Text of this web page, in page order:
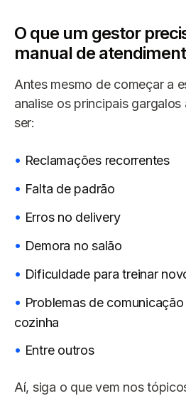
O que um gestor
manual de
Antes mesmo de começar a
analise os principais
ser:
Reclamações recorrentes
Falta de padrão
Erros no delivery
Demora no salão
Dificuldade para treinar
Problemas de
cozinha
Entre outros
Aí, siga o que vem nos